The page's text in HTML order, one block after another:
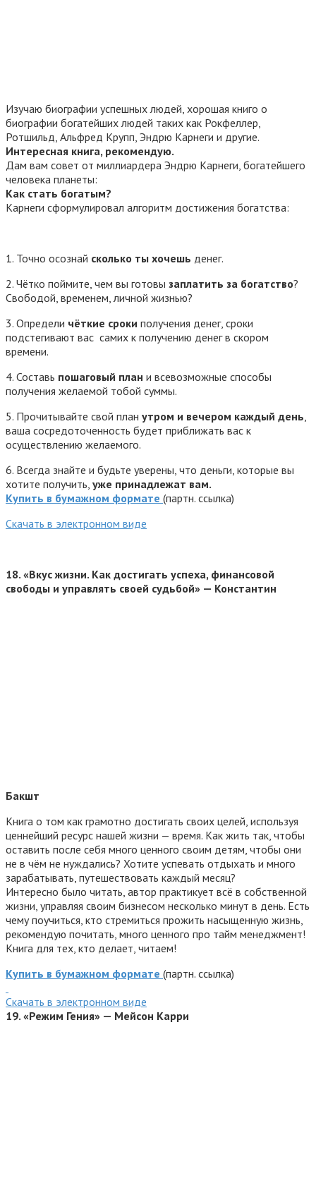
Изучаю биографии успешных людей, хорошая книго о
биографии богатейших людей таких как Рокфеллер,
Ротшильд, Альфред Крупп, Эндрю Карнеги и другие.
Интересная книга, рекомендую.
Дам вам совет от миллиардера Эндрю Карнеги, богатейшего
человека планеты:
Как стать богатым?
Карнеги сформулировал алгоритм достижения богатства:
1. Точно осознай сколько ты хочешь денег.
2. Чётко поймите, чем вы готовы заплатить за богатство?
Свободой, временем, личной жизнью?
3. Определи чёткие сроки получения денег, сроки
подстегивают вас самих к получению денег в скором
времени.
4. Составь пошаговый план и всевозможные способы
получения желаемой тобой суммы.
5. Прочитывайте свой план утром и вечером каждый день
ваша сосредоточенность будет приближать вас к
осуществлению желаемого.
6. Всегда знайте и будьте уверены, что деньги, которые вы
хотите получить, уже принадлежат вам.
Купить в бумажном формате (партн. ссылка)
Cкачать в электронном виде
18. «Вкус жизни. Как достигать успеха, финансовой
свободы и управлять своей судьбой» — Константин
Бакшт
Книга о том как грамотно достигать своих целей, используя
ценнейший ресурс нашей жизни — время. Как жить так, чтобы
оставить после себя много ценного своим детям, чтобы они
не в чём не нуждались? Хотите успевать отдыхать и много
зарабатывать, путешествовать каждый месяц?
Интересно было читать, автор практикует всё в собственной
жизни, управляя своим бизнесом несколько минут в день. Есть
чему поучиться, кто стремиться прожить насыщенную жизнь,
рекомендую почитать, много ценного про тайм менеджмент!
Книга для тех, кто делает, читаем!
Купить в бумажном формате (партн. ссылка)
Cкачать в электронном виде
19. «Режим Гения» — Мейсон Карри